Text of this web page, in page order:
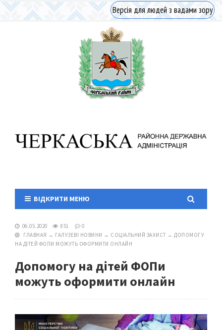
Версія для людей з вадами зору
ВІДКРИТИ МЕНЮ
06.05.2020 851
0
ГЛАВНАЯ → ГАЛУЗЕВІ НОВИНИ → СОЦІАЛЬНИЙ ЗАХИСТ → ДОПОМОГУ
НА ДІТЕЙ ФОПИ МОЖУТЬ ОФОРМИТИ ОНЛАЙН
Допомогу на дітей ФОПи
можуть оформити онлайн